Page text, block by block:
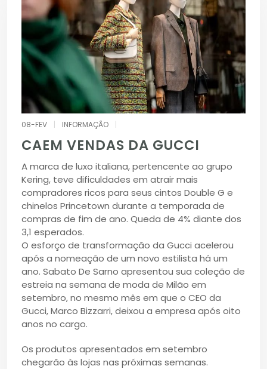
08-FEV INFORMAÇÃO
CAEM VENDAS DA GUCCI
A marca de luxo italiana, pertencente ao grupo
Kering, teve dificuldades em atrair mais
compradores ricos para seus cintos Double G e
chinelos Princetown durante a temporada de
compras de fim de ano. Queda de 4% diante dos
3,1 esperados.
O esforço de transformação da Gucci acelerou
após a nomeação de um novo estilista há um
ano. Sabato De Sarno apresentou sua coleção de
estreia na semana de moda de Milão em
setembro, no mesmo mês em que o CEO da
Gucci, Marco Bizzarri, deixou a empresa após oito
anos no cargo.
Os produtos apresentados em setembro
chegarão às lojas nas próximas semanas.